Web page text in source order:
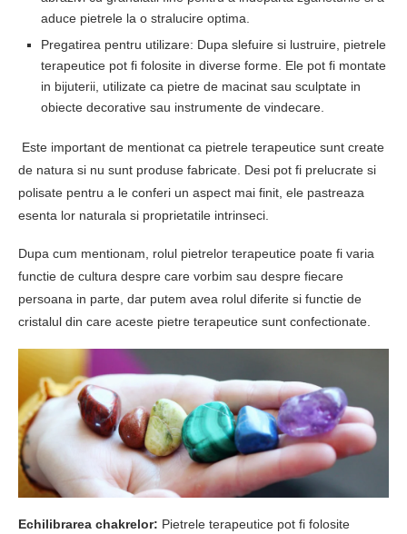
aduce pietrele la o stralucire optima.
Pregatirea pentru utilizare: Dupa slefuire si lustruire, pietrele
terapeutice pot fi folosite in diverse forme. Ele pot fi montate
in bijuterii, utilizate ca pietre de macinat sau sculptate in
obiecte decorative sau instrumente de vindecare.
Este important de mentionat ca pietrele terapeutice sunt create
de natura si nu sunt produse fabricate. Desi pot fi prelucrate si
polisate pentru a le conferi un aspect mai finit, ele pastreaza
esenta lor naturala si proprietatile intrinseci.
Dupa cum mentionam, rolul pietrelor terapeutice poate fi varia
functie de cultura despre care vorbim sau despre fiecare
persoana in parte, dar putem avea rolul diferite si functie de
cristalul din care aceste pietre terapeutice sunt confectionate.
Echilibrarea chakrelor: Pietrele terapeutice pot fi folosite